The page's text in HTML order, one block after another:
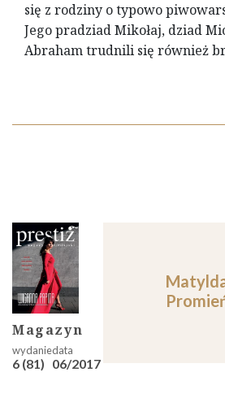
się z rodziny o typowo
Jego pradziad Mikołaj, dziad
Abraham trudnili się również
Magazyn
6 (81) 06/2017